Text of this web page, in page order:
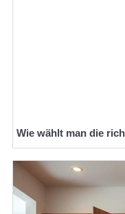
Wie wählt man die